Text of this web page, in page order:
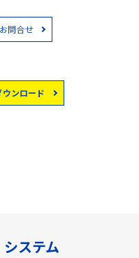
問合せ
ンロード
ステム